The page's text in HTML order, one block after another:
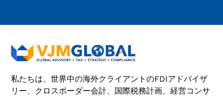
私たちは、世界中の海外クライアントのFDIアドバイザ
リー、クロスボーダー会計、国際税務計画、経営コンサ